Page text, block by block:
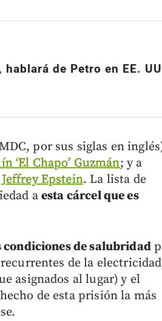
de Petro en EE.
por sus siglas en
‘El Chapo’ Guzmán; y a
Epstein. La lista de
aesta cárcel que es
condiciones de salubridad
de la
asignados al lugar) y el
de esta prisión la más